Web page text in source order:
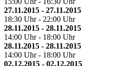
27.11.2015 - 27.11.2015
18:30 Uhr - 22:00 Uhr
28.11.2015 - 28.11.2015
14:00 Uhr - 18:00 Uhr
28.11.2015 - 28.11.2015
14:00 Uhr - 18:00 Uhr
02.12.2015 - 02.12.2015